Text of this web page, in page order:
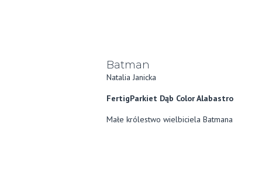
Batman
Natalia Janicka
FertigParkiet Dąb Color Alabastro
Małe królestwo wielbiciela Batmana